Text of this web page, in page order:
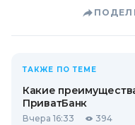
ТАКЖЕ ПО ТЕМЕ
Какие
ПриватБанк
Вчера 16:33 394